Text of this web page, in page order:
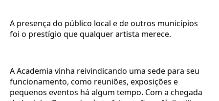
A presença do público local e de outros municípios
foi o prestígio que qualquer artista merece.
A Academia vinha reivindicando uma sede para seu
funcionamento, como reuniões, exposições e
pequenos eventos há algum tempo. Com a chegada